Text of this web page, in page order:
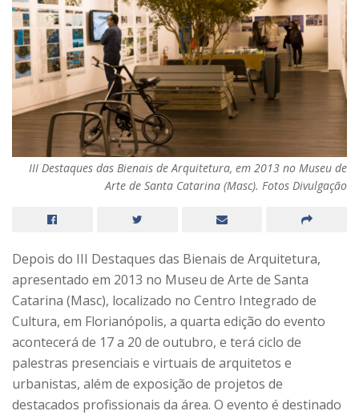
III Destaques das Bienais de Arquitetura, em 2013 no Museu de
Arte de Santa Catarina (Masc). Fotos Divulgação
Depois do III Destaques das Bienais de Arquitetura,
apresentado em 2013 no Museu de Arte de Santa
Catarina (Masc), localizado no Centro Integrado de
Cultura, em Florianópolis, a quarta edição do evento
acontecerá de 17 a 20 de outubro, e terá ciclo de
palestras presenciais e virtuais de arquitetos e
urbanistas, além de exposição de projetos de
destacados profissionais da área. O evento é destinado